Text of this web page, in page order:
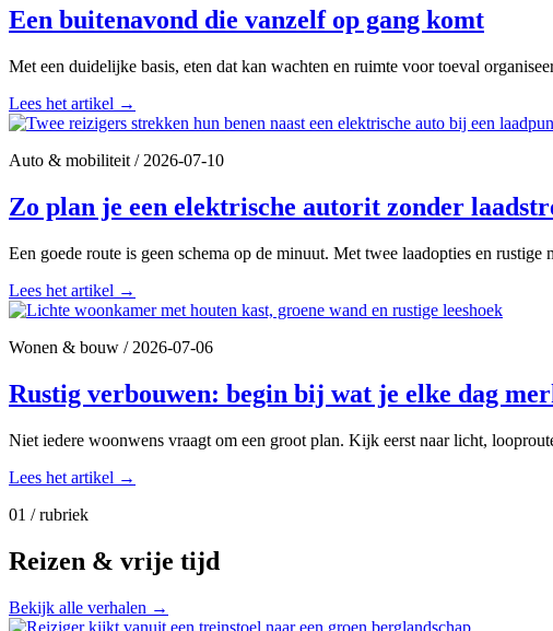
Een buitenavond die vanzelf op gang komt
Met een duidelijke basis, eten dat kan wachten en ruimte voor toeval
Lees het artikel →
Auto & mobiliteit /2026-07-10
Zo plan je een elektrische autorit zonder
Een goede route is geen schema op de minuut. Met twee laadopties en
Lees het artikel →
Wonen & bouw /2026-07-06
Rustig verbouwen: begin bij wat je elke dag
Niet iedere woonwens vraagt om een groot plan. Kijk eerst naar licht,
Lees het artikel →
01 / rubriek
Reizen & vrije tijd
Bekijk alle verhalen →